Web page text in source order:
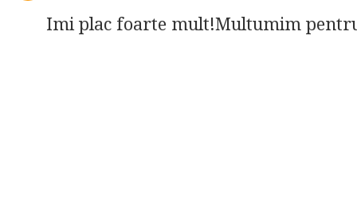
Imi plac foarte mult!Multumim